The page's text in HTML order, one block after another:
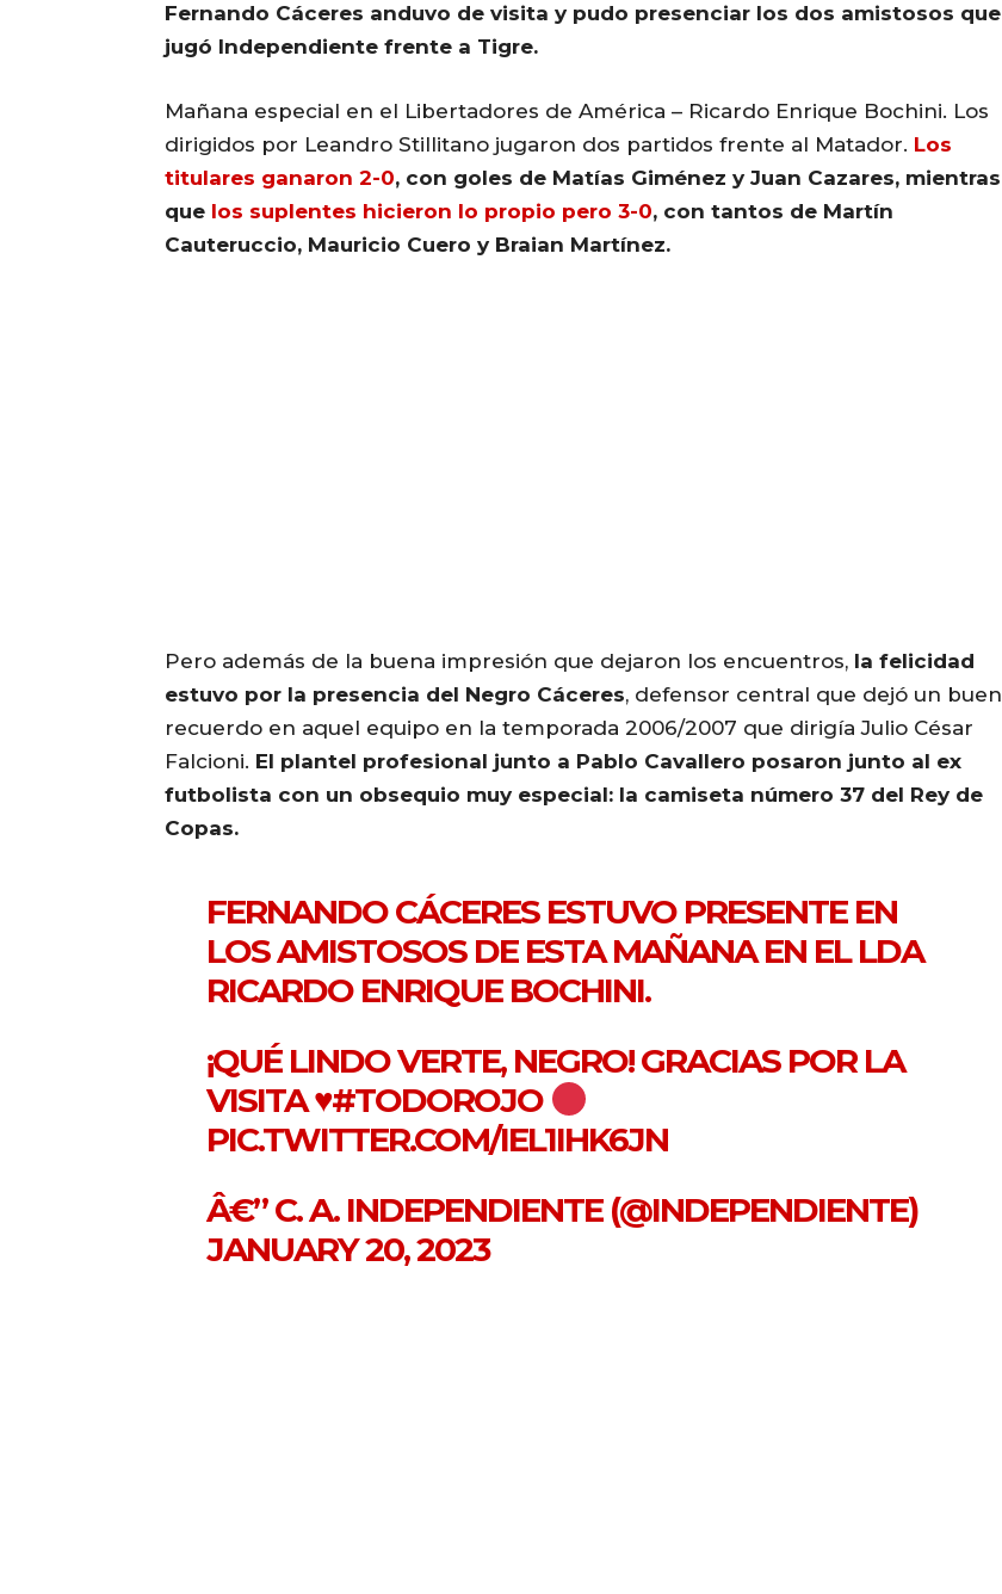
Fernando Cáceres anduvo de visita y pudo presenciar los dos amistosos que
jugó Independiente frente a Tigre.
Mañana especial en el Libertadores de América – Ricardo Enrique Bochini. Los
dirigidos por Leandro Stillitano jugaron dos partidos frente al Matador. Los
titulares ganaron 2-0, con goles de Matías Giménez y Juan Cazares, mientras
que los suplentes hicieron lo propio pero 3-0, con tantos de Martín
Cauteruccio, Mauricio Cuero y Braian Martínez.
Pero además de la buena impresión que dejaron los encuentros, la felicidad
estuvo por la presencia del Negro Cáceres, defensor central que dejó un buen
recuerdo en aquel equipo en la temporada 2006/2007 que dirigía Julio César
Falcioni. El plantel profesional junto a Pablo Cavallero posaron junto al ex
futbolista con un obsequio muy especial: la camiseta número 37 del Rey de
Copas.
FERNANDO CÁCERES ESTUVO PRESENTE EN
LOS AMISTOSOS DE ESTA MAÑANA EN EL LDA
RICARDO ENRIQUE BOCHINI.
¡QUÉ LINDO VERTE, NEGRO! GRACIAS POR LA
VISITA ♥️#TODOROJO
PIC.TWITTER.COM/IEL1IHK6JN
Â€” C. A. INDEPENDIENTE (@INDEPENDIENTE)
JANUARY 20, 2023